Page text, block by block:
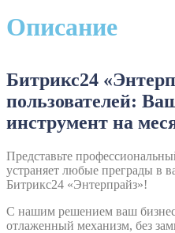
Описание
Битрикс24
пользователей:
инструмент на
Представьте
устраняет любые преграды в
Битрикс24 «Энтерпрайз»!
С нашим решением ваш бизнес
отлаженный механизм, без